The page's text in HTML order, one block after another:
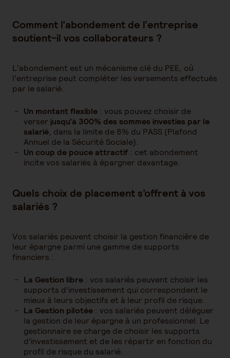
Comment l’abondement de l’entreprise
soutient-il vos collaborateurs ?
L’abondement est un mécanisme clé du PEE, où
l’entreprise peut compléter les versements effectués
par le salarié.
Un montant flexible : vous pouvez choisir de
verser jusqu’à 300% des sommes investies par le
salarié, dans la limite de 8% du PASS (Plafond
Annuel de la Sécurité Sociale).
Un coup de pouce attractif : cet abondement
incite vos salariés à épargner davantage.
Quels choix de placement s’offrent à vos
salariés ?
Vos salariés peuvent choisir la gestion financière de
leur épargne parmi une gamme de supports
financiers :
La Gestion libre : vos salariés peuvent choisir les
supports d’investissement qui correspondent le
mieux à leurs objectifs et à leur profil de risque.
La Gestion pilotée : vos salariés peuvent déléguer
la gestion de leur épargne à un professionnel. Le
gestionnaire se charge de choisir les supports
d’investissement et de les répartir en fonction du
profil de risque du salarié.